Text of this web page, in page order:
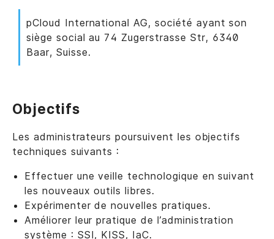
pCloud International AG, société ayant son
siège social au 74 Zugerstrasse Str, 6340
Baar, Suisse.
Objectifs
Les administrateurs poursuivent les objectifs
techniques suivants :
Effectuer une veille technologique en suivant
les nouveaux outils libres.
Expérimenter de nouvelles pratiques.
Améliorer leur pratique de l’administration
système : SSI, KISS, IaC.